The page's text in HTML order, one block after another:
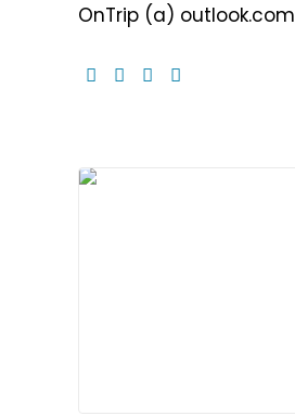
OnTrip (a) outlook.com